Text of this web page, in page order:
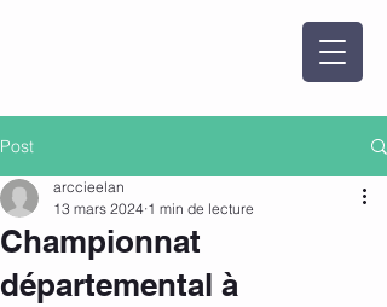
Post
Championnat
départemental à
arccieelan
13 mars 2024 1 min de lecture